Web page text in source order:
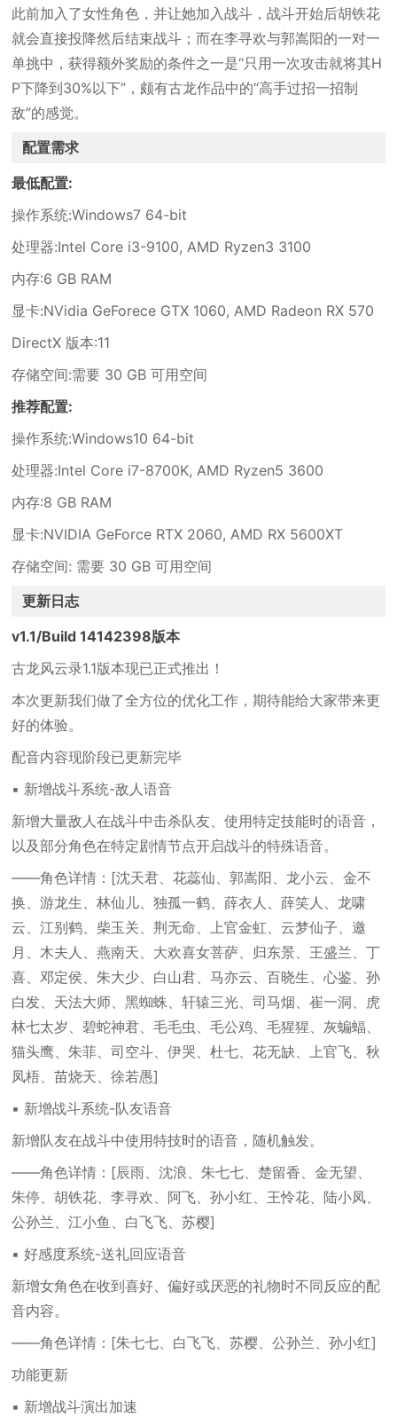
此前加入了女性角色，并让她加入战斗，战斗开始后胡铁花
就会直接投降然后结束战斗；而在李寻欢与郭嵩阳的一对一
单挑中，获得额外奖励的条件之一是“只用一次攻击就将其H
P下降到30%以下”，颇有古龙作品中的“高手过招一招制
敌”的感觉。
配置需求
最低配置:
操作系统:Windows7 64-bit
处理器:Intel Core i3-9100, AMD Ryzen3 3100
内存:6 GB RAM
显卡:NVidia GeForece GTX 1060, AMD Radeon RX 570
DirectX 版本:11
存储空间:需要 30 GB 可用空间
推荐配置:
操作系统:Windows10 64-bit
处理器:Intel Core i7-8700K, AMD Ryzen5 3600
内存:8 GB RAM
显卡:NVIDIA GeForce RTX 2060, AMD RX 5600XT
存储空间: 需要 30 GB 可用空间
更新日志
v1.1/Build 14142398版本
古龙风云录1.1版本现已正式推出！
本次更新我们做了全方位的优化工作，期待能给大家带来更
好的体验。
配音内容现阶段已更新完毕
▪ 新增战斗系统-敌人语音
新增大量敌人在战斗中击杀队友、使用特定技能时的语音，
以及部分角色在特定剧情节点开启战斗的特殊语音。
——角色详情：[沈天君、花蕊仙、郭嵩阳、龙小云、金不
换、游龙生、林仙儿、独孤一鹤、薛衣人、薛笑人、龙啸
云、江别鹤、柴玉关、荆无命、上官金虹、云梦仙子、邀
月、木夫人、燕南天、大欢喜女菩萨、归东景、王盛兰、丁
喜、邓定侯、朱大少、白山君、马亦云、百晓生、心鉴、孙
白发、天法大师、黑蜘蛛、轩辕三光、司马烟、崔一洞、虎
林七太岁、碧蛇神君、毛毛虫、毛公鸡、毛猩猩、灰蝙蝠、
猫头鹰、朱菲、司空斗、伊哭、杜七、花无缺、上官飞、秋
凤梧、苗烧天、徐若愚]
▪ 新增战斗系统-队友语音
新增队友在战斗中使用特技时的语音，随机触发。
——角色详情：[辰雨、沈浪、朱七七、楚留香、金无望、
朱停、胡铁花、李寻欢、阿飞、孙小红、王怜花、陆小凤、
公孙兰、江小鱼、白飞飞、苏樱]
▪ 好感度系统-送礼回应语音
新增女角色在收到喜好、偏好或厌恶的礼物时不同反应的配
音内容。
——角色详情：[朱七七、白飞飞、苏樱、公孙兰、孙小红]
功能更新
▪ 新增战斗演出加速